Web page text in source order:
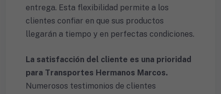
entrega. Esta flexibilidad permite a los
clientes confiar en que sus productos
llegarán a tiempo y en perfectas condiciones.
La satisfacción del cliente es una prioridad
para Transportes Hermanos Marcos.
Numerosos testimonios de clientes